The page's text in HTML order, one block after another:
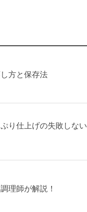
方と保存法
り仕上げの失敗しない
理師が解説！